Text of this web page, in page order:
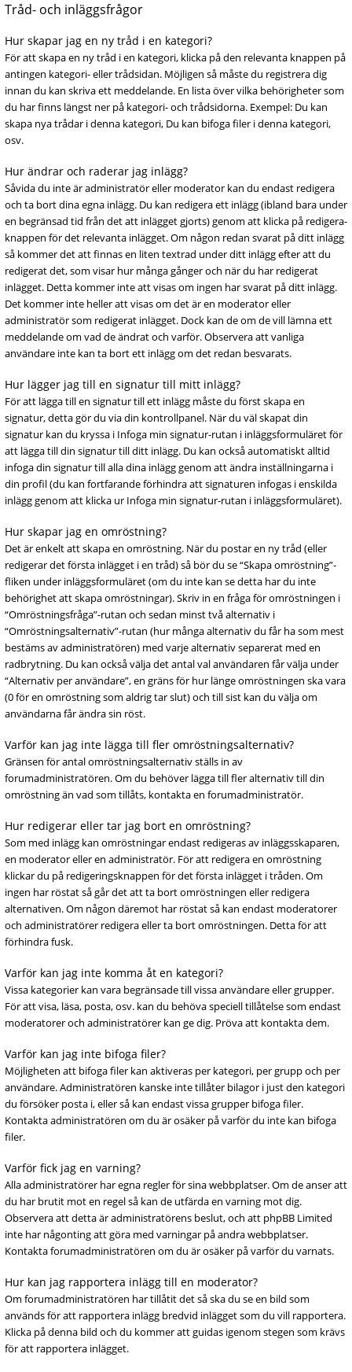
Tråd- och inläggsfrågor
Hur skapar jag en ny tråd i en kategori?
För att skapa en ny tråd i en kategori, klicka på den relevanta knappen på
antingen kategori- eller trådsidan. Möjligen så måste du registrera dig
innan du kan skriva ett meddelande. En lista över vilka behörigheter som
du har finns längst ner på kategori- och trådsidorna. Exempel: Du kan
skapa nya trådar i denna kategori, Du kan bifoga filer i denna kategori,
osv.
Hur ändrar och raderar jag inlägg?
Såvida du inte är administratör eller moderator kan du endast redigera
och ta bort dina egna inlägg. Du kan redigera ett inlägg (ibland bara under
en begränsad tid från det att inlägget gjorts) genom att klicka på redigera-
knappen för det relevanta inlägget. Om någon redan svarat på ditt inlägg
så kommer det att finnas en liten textrad under ditt inlägg efter att du
redigerat det, som visar hur många gånger och när du har redigerat
inlägget. Detta kommer inte att visas om ingen har svarat på ditt inlägg.
Det kommer inte heller att visas om det är en moderator eller
administratör som redigerat inlägget. Dock kan de om de vill lämna ett
meddelande om vad de ändrat och varför. Observera att vanliga
användare inte kan ta bort ett inlägg om det redan besvarats.
Hur lägger jag till en signatur till mitt inlägg?
För att lägga till en signatur till ett inlägg måste du först skapa en
signatur, detta gör du via din kontrollpanel. När du väl skapat din
signatur kan du kryssa i Infoga min signatur-rutan i inläggsformuläret för
att lägga till din signatur till ditt inlägg. Du kan också automatiskt alltid
infoga din signatur till alla dina inlägg genom att ändra inställningarna i
din profil (du kan fortfarande förhindra att signaturen infogas i enskilda
inlägg genom att klicka ur Infoga min signatur-rutan i inläggsformuläret).
Hur skapar jag en omröstning?
Det är enkelt att skapa en omröstning. När du postar en ny tråd (eller
redigerar det första inlägget i en tråd) så bör du se “Skapa omröstning”-
fliken under inläggsformuläret (om du inte kan se detta har du inte
behörighet att skapa omröstningar). Skriv in en fråga för omröstningen i
“Omröstningsfråga”-rutan och sedan minst två alternativ i
“Omröstningsalternativ”-rutan (hur många alternativ du får ha som mest
bestäms av administratören) med varje alternativ separerat med en
radbrytning. Du kan också välja det antal val användaren får välja under
“Alternativ per användare”, en gräns för hur länge omröstningen ska vara
(0 för en omröstning som aldrig tar slut) och till sist kan du välja om
användarna får ändra sin röst.
Varför kan jag inte lägga till fler omröstningsalternativ?
Gränsen för antal omröstningsalternativ ställs in av
forumadministratören. Om du behöver lägga till fler alternativ till din
omröstning än vad som tillåts, kontakta en forumadministratör.
Hur redigerar eller tar jag bort en omröstning?
Som med inlägg kan omröstningar endast redigeras av inläggsskaparen,
en moderator eller en administratör. För att redigera en omröstning
klickar du på redigeringsknappen för det första inlägget i tråden. Om
ingen har röstat så går det att ta bort omröstningen eller redigera
alternativen. Om någon däremot har röstat så kan endast moderatorer
och administratörer redigera eller ta bort omröstningen. Detta för att
förhindra fusk.
Varför kan jag inte komma åt en kategori?
Vissa kategorier kan vara begränsade till vissa användare eller grupper.
För att visa, läsa, posta, osv. kan du behöva speciell tillåtelse som endast
moderatorer och administratörer kan ge dig. Pröva att kontakta dem.
Varför kan jag inte bifoga filer?
Möjligheten att bifoga filer kan aktiveras per kategori, per grupp och per
användare. Administratören kanske inte tillåter bilagor i just den kategori
du försöker posta i, eller så kan endast vissa grupper bifoga filer.
Kontakta administratören om du är osäker på varför du inte kan bifoga
filer.
Varför fick jag en varning?
Alla administratörer har egna regler för sina webbplatser. Om de anser att
du har brutit mot en regel så kan de utfärda en varning mot dig.
Observera att detta är administratörens beslut, och att phpBB Limited
inte har någonting att göra med varningar på andra webbplatser.
Kontakta forumadministratören om du är osäker på varför du varnats.
Hur kan jag rapportera inlägg till en moderator?
Om forumadministratören har tillåtit det så ska du se en bild som
används för att rapportera inlägg bredvid inlägget som du vill rapportera.
Klicka på denna bild och du kommer att guidas igenom stegen som krävs
för att rapportera inlägget.